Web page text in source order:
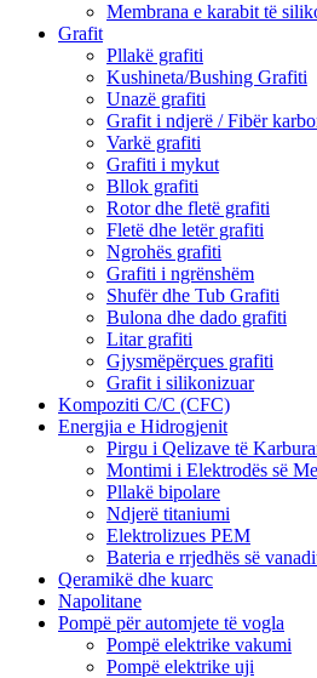
Membrana e karabit të
Grafit
Pllakë grafiti
Kushineta/Bushing Grafiti
Unazë grafiti
Grafit i ndjerë / Fibër
Varkë grafiti
Grafiti i mykut
Bllok grafiti
Rotor dhe fletë grafiti
Fletë dhe letër grafiti
Ngrohës grafiti
Grafiti i ngrënshëm
Shufër dhe Tub Grafiti
Bulona dhe dado grafiti
Litar grafiti
Gjysmëpërçues grafiti
Grafit i silikonizuar
Kompoziti C/C (CFC)
Energjia e Hidrogjenit
Pirgu i Qelizave të
Montimi i Elektrodës së
Pllakë bipolare
Ndjerë titaniumi
Elektrolizues PEM
Bateria e rrjedhës së
Qeramikë dhe kuarc
Napolitane
Pompë për automjete të vogla
Pompë elektrike vakumi
Pompë elektrike uji